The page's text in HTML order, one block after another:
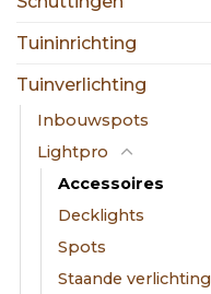
Tuininrichting
Tuinverlichting
Inbouwspots
Lightpro
Accessoires
Decklights
Spots
Staande verlichting